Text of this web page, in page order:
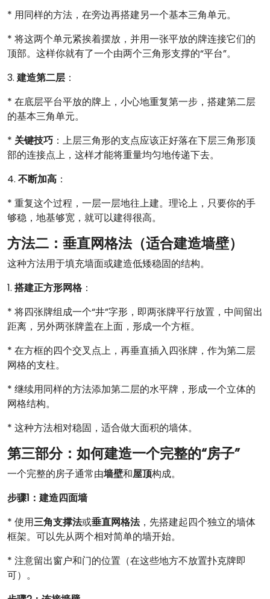
* 用同样的方法，在旁边再搭建另一个基本三角单元。
* 将这两个单元紧挨着摆放，并用一张平放的牌连接它们的
顶部。这样你就有了一个由两个三角形支撑的“平台”。
3.建造第二层 ：
* 在底层平台平放的牌上，小心地重复第一步，搭建第二层
的基本三角单元。
* 关键技巧 ：上层三角形的支点应该正好落在下层三角形顶
部的连接点上，这样才能将重量均匀地传递下去。
4. 不断加高 ：
* 重复这个过程，一层一层地往上建。理论上，只要你的手
够稳，地基够宽，就可以建得很高。
方法二：垂直网格法（适合建造墙壁）
这种方法用于填充墙面或建造低矮稳固的结构。
1. 搭建正方形网格 ：
* 将四张牌组成一个“井”字形，即两张牌平行放置，中间留出
距离，另外两张牌盖在上面，形成一个方框。
* 在方框的四个交叉点上，再垂直插入四张牌，作为第二层
网格的支柱。
* 继续用同样的方法添加第二层的水平牌，形成一个立体的
网格结构。
* 这种方法相对稳固，适合做大面积的墙体。
第三部分：如何建造一个完整的“房子”
一个完整的房子通常由墙壁和屋顶构成。
步骤1：建造四面墙
* 使用三角支撑法或垂直网格法，先搭建起四个独立的墙体
框架。可以先从两个相对简单的墙开始。
* 注意留出窗户和门的位置（在这些地方不放置扑克牌即
可）。